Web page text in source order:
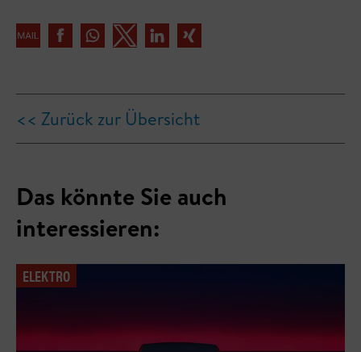
<< Zurück zur Übersicht
Das könnte Sie auch
interessieren:
ELEKTRO